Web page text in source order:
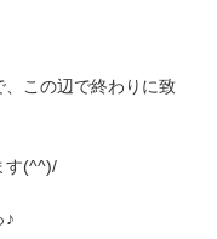
、この辺で終わりに致
す(^^)/
♪